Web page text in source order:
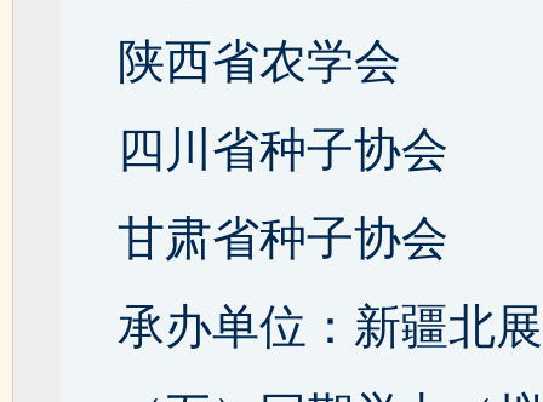
陕西省农学会
四川省种子协会
甘肃省种子协会
承办单位：新疆北